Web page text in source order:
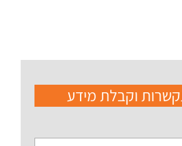
וקבלת מידע